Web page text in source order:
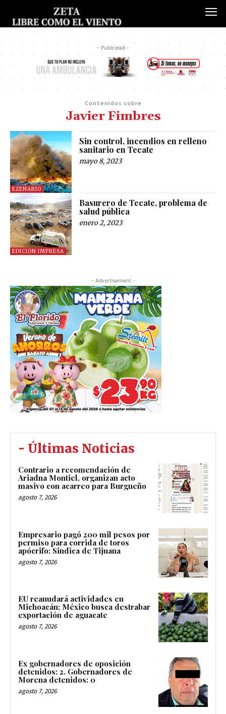
- Publicidad -
Contenidos sobre
Javier Fimbres
EZENARIO
Sin control, incendios en relleno
sanitario en Tecate
mayo 8, 2023
EDICIÓN IMPRESA
Basurero de Tecate, problema de
salud pública
enero 2, 2023
- Advertisement -
- Últimas Noticias
Contrario a recomendación de
Ariadna Montiel, organizan acto
masivo con acarreo para Burgueño
agosto 7, 2026
Empresario pagó 200 mil pesos por
permiso para corrida de toros
apócrifo: Sindica de Tijuana
agosto 7, 2026
EU reanudará actividades en
Michoacán; México busca destrabar
exportación de aguacate
agosto 7, 2026
Ex gobernadores de oposición
detenidos: 2. Gobernadores de
Morena detenidos: 0
agosto 7, 2026